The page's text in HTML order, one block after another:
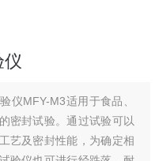
仪MFY-M3适用于食品、
密封试验。通过试验可以
艺及密封性能，为确定相